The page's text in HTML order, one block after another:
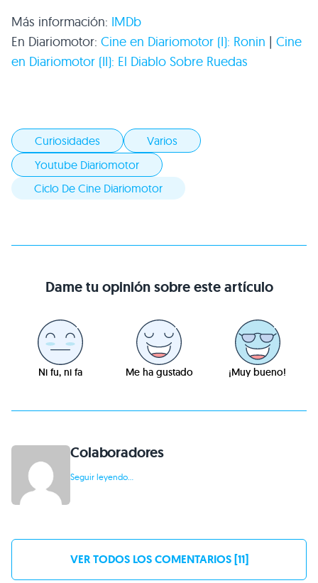
Más información: IMDb
En Diariomotor: Cine en Diariomotor (I): Ronin | Cine
en Diariomotor (II): El Diablo Sobre Ruedas
Curiosidades
Varios
Youtube Diariomotor
Ciclo De Cine Diariomotor
Dame tu opinión sobre este artículo
Ni fu, ni fa Me ha gustado ¡Muy bueno!
Colaboradores
Seguir leyendo...
VER TODOS LOS COMENTARIOS [11]